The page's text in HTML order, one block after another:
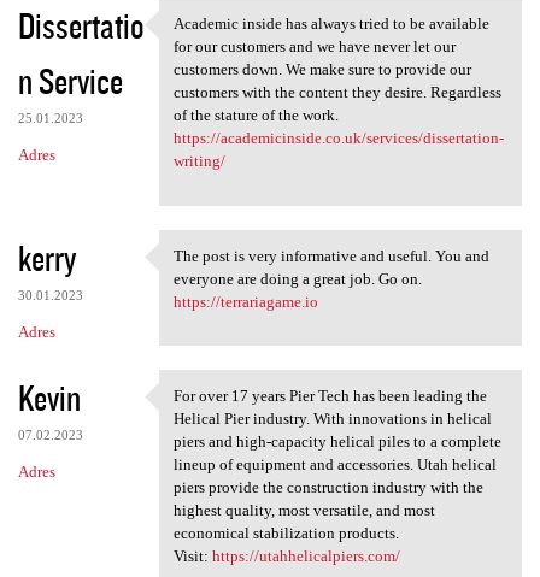
Dissertatio
n Service
25.01.2023
Adres
Academic inside has always
Academic inside has always tried to be available
for our customers and we have never let our
customers down. We make sure to provide our
customers with the content they desire. Regardless
of the stature of the work.
https://academicinside.co.uk/services/dissertation-
writing/
kerry
30.01.2023
Adres
The post is very informative
The post is very informative and useful. You and
everyone are doing a great job. Go on.
https://terrariagame.io
Kevin
07.02.2023
Adres
For over 17 years Pier Tech
For over 17 years Pier Tech has been leading the
Helical Pier industry. With innovations in helical
piers and high-capacity helical piles to a complete
lineup of equipment and accessories. Utah helical
piers provide the construction industry with the
highest quality, most versatile, and most
economical stabilization products.
Visit: https://utahhelicalpiers.com/